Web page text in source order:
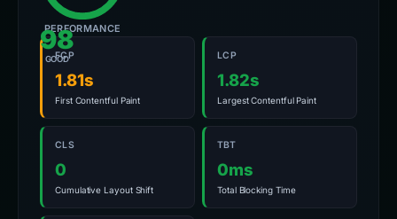
98
GOOD
PERFORMANCE
FCP
1.81s
First Contentful Paint
LCP
1.82s
Largest Contentful Paint
CLS
0
Cumulative Layout Shift
TBT
0ms
Total Blocking Time